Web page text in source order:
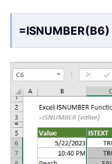
=ISNUMBER(B6)